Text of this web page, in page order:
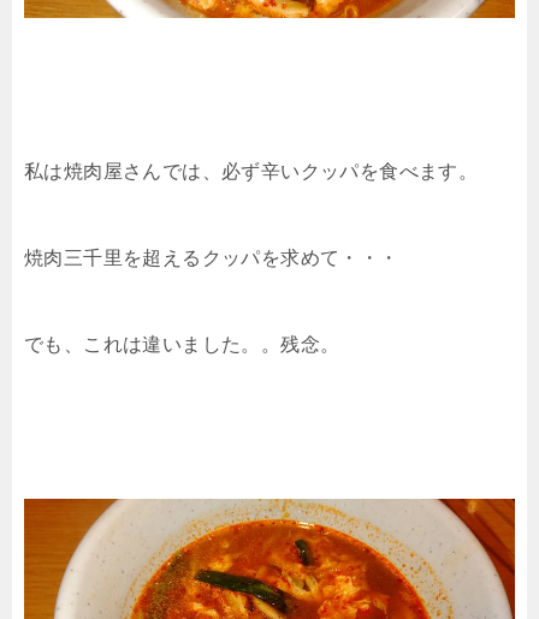
私は焼肉屋さんでは、必ず辛いクッパを食べます。
焼肉三千里を超えるクッパを求めて・・・
でも、これは違いました。。残念。